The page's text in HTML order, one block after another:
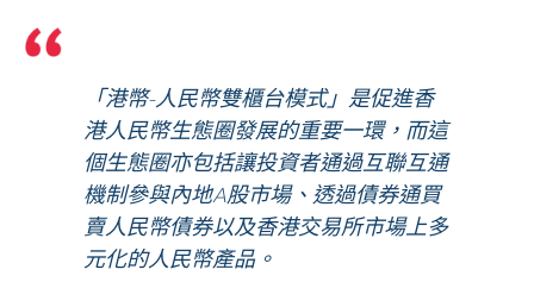
「港幣-人民幣雙櫃台模式」是促進香
港人民幣生態圈發展的重要一環，而這
個生態圈亦包括讓投資者通過互聯互通
機制參與內地A股市場、透過債券通買
賣人民幣債券以及香港交易所市場上多
元化的人民幣產品。